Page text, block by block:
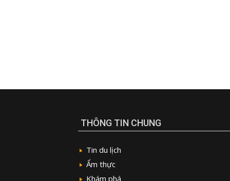
THÔNG TIN CHUNG
Tin du lịch
Ẩm thực
Khám phá